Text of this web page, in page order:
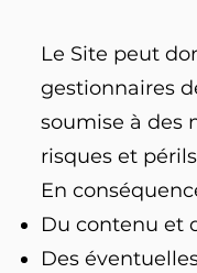
Le Site peut
gestionnaires
soumise à des
risques et
En
Du contenu et
Des